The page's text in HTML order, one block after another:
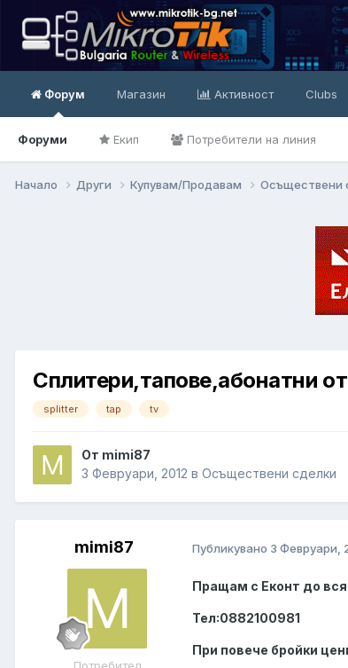
Форум
Форуми Екип Потребители на линия
Магазин Активност Clubs
Начало Други Купувам/Продавам Осъществени
Сплитери,тапове,абонатни
splitter tap tv
От mimi87
3 Февруари, 2012 в Осъществени сделки
mimi87 Публикувано 3 Февруари,
Пращам с Еконт до
Тел:0882100981
При повече бройки